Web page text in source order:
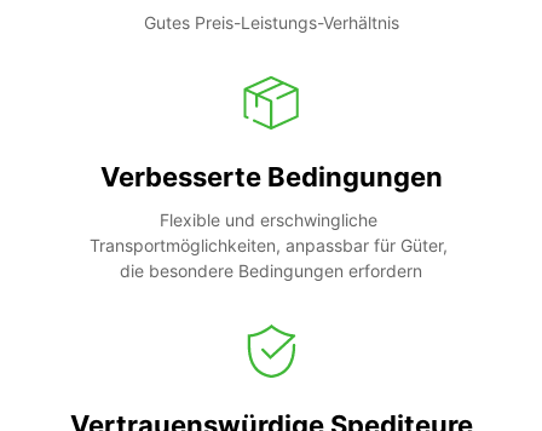
Gutes Preis-Leistungs-Verhältnis
Verbesserte Bedingungen
Flexible und erschwingliche
Transportmöglichkeiten, anpassbar für Güter,
die besondere Bedingungen erfordern
Vertrauenswürdige Spediteure